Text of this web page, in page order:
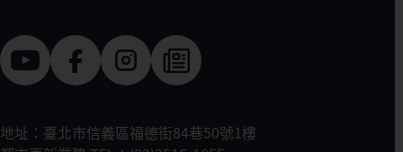
地址：臺北市信義區福德街84巷50號1樓